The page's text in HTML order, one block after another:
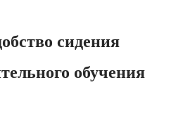
сидения
обучения